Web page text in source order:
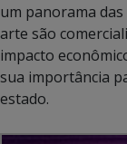
um panorama
arte são
impacto
sua importância
estado.